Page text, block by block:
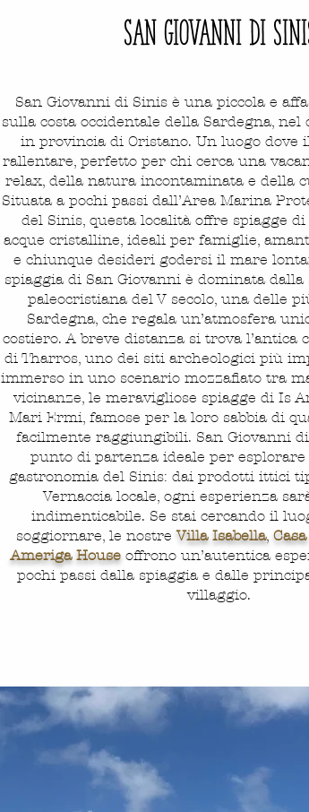
SAN GIOVANNI DI
San Giovanni di Sinis è una piccola e
sulla costa occidentale della Sardegna, nel
in provincia di Oristano. Un luogo dove
rallentare, perfetto per chi cerca una
relax, della natura incontaminata e della
Situata a pochi passi dall’Area Marina
del Sinis, questa località offre spiagge di
acque cristalline, ideali per famiglie,
e chiunque desideri godersi il mare
spiaggia di San Giovanni è dominata dalla
paleocristiana del V secolo, una delle
Sardegna, che regala un’atmosfera
costiero. A breve distanza si trova l’antica
di Tharros, uno dei siti archeologici più
immerso in uno scenario mozzafiato tra
vicinanze, le meravigliose spiagge di Is
Mari Ermi, famose per la loro sabbia di
facilmente raggiungibili. San Giovanni
punto di partenza ideale per
gastronomia del Sinis: dai prodotti ittici
Vernaccia locale, ogni esperienza
indimenticabile. Se stai cercando il
soggiornare, le nostreVilla Isabella, ​
Ameriga Houseoffrono un’autentica
pochi passi dalla spiaggia e dalle
villaggio.